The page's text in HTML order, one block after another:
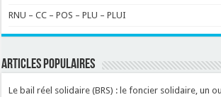
RNU – CC – POS – PLU – PLUI
ARTICLES POPULAIRES
Le bail réel solidaire (BRS) : le foncier solidaire, un